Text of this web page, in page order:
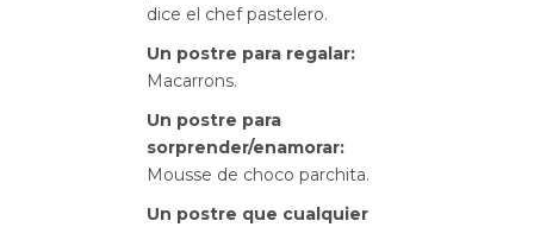
dice el chef pastelero.
Un postre para regalar:
Macarrons.
Un postre para
sorprender/enamorar:
Mousse de choco parchita.
Un postre que cualquier